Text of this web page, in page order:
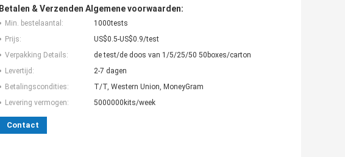
Betalen & Verzenden Algemene voorwaarden:
Min. bestelaantal:
1000tests
Prijs:
US$0.5-US$0.9/test
Verpakking Details:
de test/de doos van 1/5/25/50 50boxes/carton
Levertijd:
2-7 dagen
Betalingscondities:
T/T, Western Union, MoneyGram
Levering vermogen:
5000000kits/week
Contact